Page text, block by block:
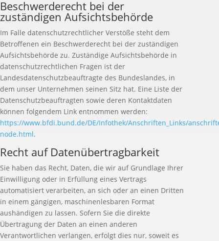
Beschwerderecht bei der
zuständigen Aufsichtsbehörde
Im Falle datenschutzrechtlicher Verstöße steht dem
Betroffenen ein Beschwerderecht bei der zuständigen
Aufsichtsbehörde zu. Zuständige Aufsichtsbehörde in
datenschutzrechtlichen Fragen ist der
Landesdatenschutzbeauftragte des Bundeslandes, in
dem unser Unternehmen seinen Sitz hat. Eine Liste der
Datenschutzbeauftragten sowie deren Kontaktdaten
können folgendem Link entnommen werden:
https://www.bfdi.bund.de/DE/Infothek/Anschriften_Links/
node.html.
Recht auf Datenübertragbarkeit
Sie haben das Recht, Daten, die wir auf Grundlage Ihrer
Einwilligung oder in Erfüllung eines Vertrags
automatisiert verarbeiten, an sich oder an einen Dritten
in einem gängigen, maschinenlesbaren Format
aushändigen zu lassen. Sofern Sie die direkte
Übertragung der Daten an einen anderen
Verantwortlichen verlangen, erfolgt dies nur, soweit es